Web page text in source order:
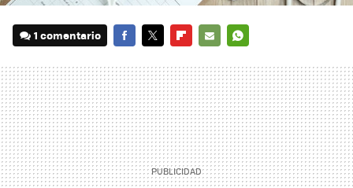
1 comentario
MAIL